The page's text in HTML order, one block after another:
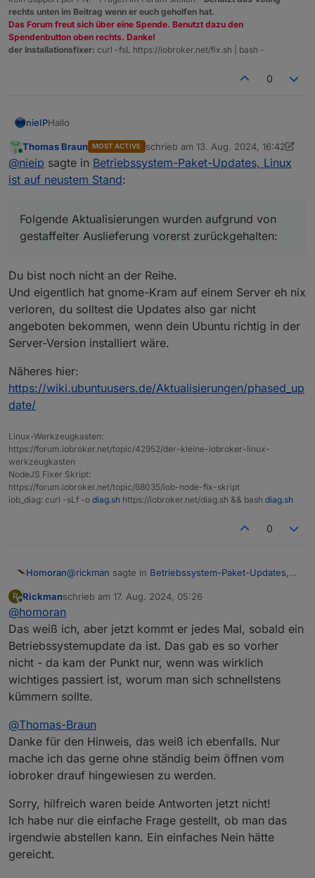
rechts unten im Beitrag wenn er euch geholfen hat.
Das Forum freut sich über eine Spende. Benutzt dazu den
Spendenbutton oben rechts. Danke!
der Installationsfixer: curl -fsL https://iobroker.net/fix.sh | bash -
0
nieIPHallo
mit den hier gegebenen Tips bin ich jetzt immerhin auf 3
verfügbare Updates runter.
Aber jedes Mal, wenn ich mich in ioBroker in den Admin
nicht grundsätzlich abschalten :(
Hat jemand einen Tip, wie ich auch die letzten 3
reboot weg)
:~$ sudo apt full-upgrade
Paketaktualisierung (Upgrade) wird berechnet…
Folgende Aktualisierungen wurden aufgrund
gnome-shell gnome-shell-common gnome-text-
Online
Thomas Braun MOST ACTIVE schrieb am 13. Aug. 2024, 16:42
zuletzt editiert von Thomas Braun
@nieip sagte in Betriebssystem-Paket-Updates, Linux
ist auf neustem Stand:
Folgende Aktualisierungen wurden aufgrund von
gestaffelter Auslieferung vorerst zurückgehalten:
Du bist noch nicht an der Reihe.
Und eigentlich hat gnome-Kram auf einem Server eh nix
verloren, du solltest die Updates also gar nicht
angeboten bekommen, wenn dein Ubuntu richtig in der
Server-Version installiert wäre.
Näheres hier:
https://wiki.ubuntuusers.de/Aktualisierungen/phased_up
date/
Linux-Werkzeugkasten:
https://forum.iobroker.net/topic/42952/der-kleine-iobroker-linux-
werkzeugkasten
NodeJS Fixer Skript:
https://forum.iobroker.net/topic/68035/iob-node-fix-skript
iob_diag: curl -sLf -o diag.sh https://iobroker.net/diag.sh && bash diag.sh
0
Homoran@rickman sagte in Betriebssystem-Paket-Updates,
das hat nichts mit den Meldungen zu tun.
Diese rote Zahl bei Hosts oder Adapter gibt es schon
ewig.
R
Offline
Rickmanschrieb am 17. Aug. 2024, 05:26
zuletzt editiert von
@homoran
Das weiß ich, aber jetzt kommt er jedes Mal, sobald ein
Betriebssystemupdate da ist. Das gab es so vorher
nicht - da kam der Punkt nur, wenn was wirklich
wichtiges passiert ist, worum man sich schnellstens
kümmern sollte.
@Thomas-Braun
Danke für den Hinweis, das weiß ich ebenfalls. Nur
mache ich das gerne ohne ständig beim öffnen vom
iobroker drauf hingewiesen zu werden.
Sorry, hilfreich waren beide Antworten jetzt nicht!
Ich habe nur die einfache Frage gestellt, ob man das
irgendwie abstellen kann. Ein einfaches Nein hätte
gereicht.